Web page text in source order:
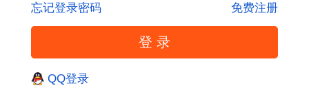
忘记登录密码 免费注册
QQ登录